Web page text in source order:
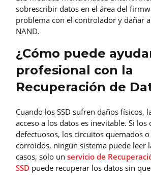
sobrescribir datos en el área del
problema con el controlador y dañar
NAND.
¿Cómo puede
profesional con la
Recuperación de
Cuando los SSD sufren daños físicos,
acceso a los datos es inevitable. Si los
defectuosos, los circuitos quemados
corroídos, ningún sistema puede leer
casos, solo un servicio de
SSD puede recuperar los datos sin